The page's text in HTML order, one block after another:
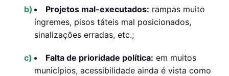
Projetos mal-executados: rampas muito
íngremes, pisos táteis mal posicionados,
sinalizações erradas, etc.;
Falta de prioridade política: em muitos
municípios, acessibilidade ainda é vista como